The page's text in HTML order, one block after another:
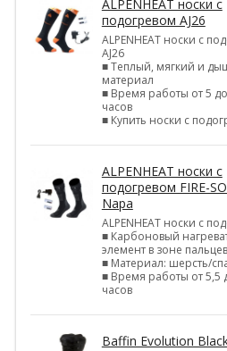
ALPENHEAT носки с
подогревом AJ26
ALPENHEAT носки с
AJ26
■ Теплый, мягкий и
материал
■ Время работы от 5
часов
■ Купить носки с
ALPENHEAT носки с
подогревом FIRE-
Napa
ALPENHEAT носки с
■ Карбоновый
элемент в зоне пальцев
■ Материал: шерсть/
■ Время работы от 5,5
часов
Baffin Evolution